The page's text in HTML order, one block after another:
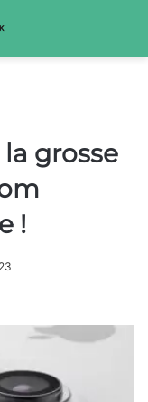
la grosse
!